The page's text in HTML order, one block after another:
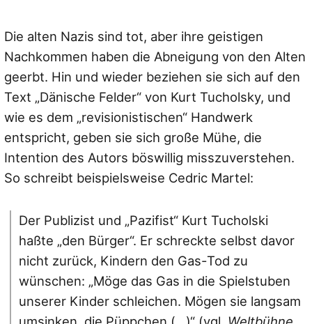
Die alten Nazis sind tot, aber ihre geistigen
Nachkommen haben die Abneigung von den Alten
geerbt. Hin und wieder beziehen sie sich auf den
Text „Dänische Felder“ von Kurt Tucholsky, und
wie es dem „revisionistischen“ Handwerk
entspricht, geben sie sich große Mühe, die
Intention des Autors böswillig misszuverstehen.
So schreibt beispielsweise Cedric Martel:
Der Publizist und „Pazifist“ Kurt Tucholski
haßte „den Bürger“. Er schreckte selbst davor
nicht zurück, Kindern den Gas-Tod zu
wünschen: „Möge das Gas in die Spielstuben
unserer Kinder schleichen. Mögen sie langsam